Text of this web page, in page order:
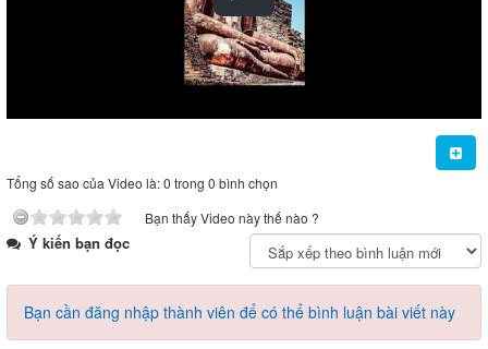
Tổng số sao của Video là: 0 trong 0 bình chọn
Bạn thấy Video này thế nào ?
Ý kiến bạn đọc
Bạn cần đăng nhập thành viên để có thể bình luận bài viết này